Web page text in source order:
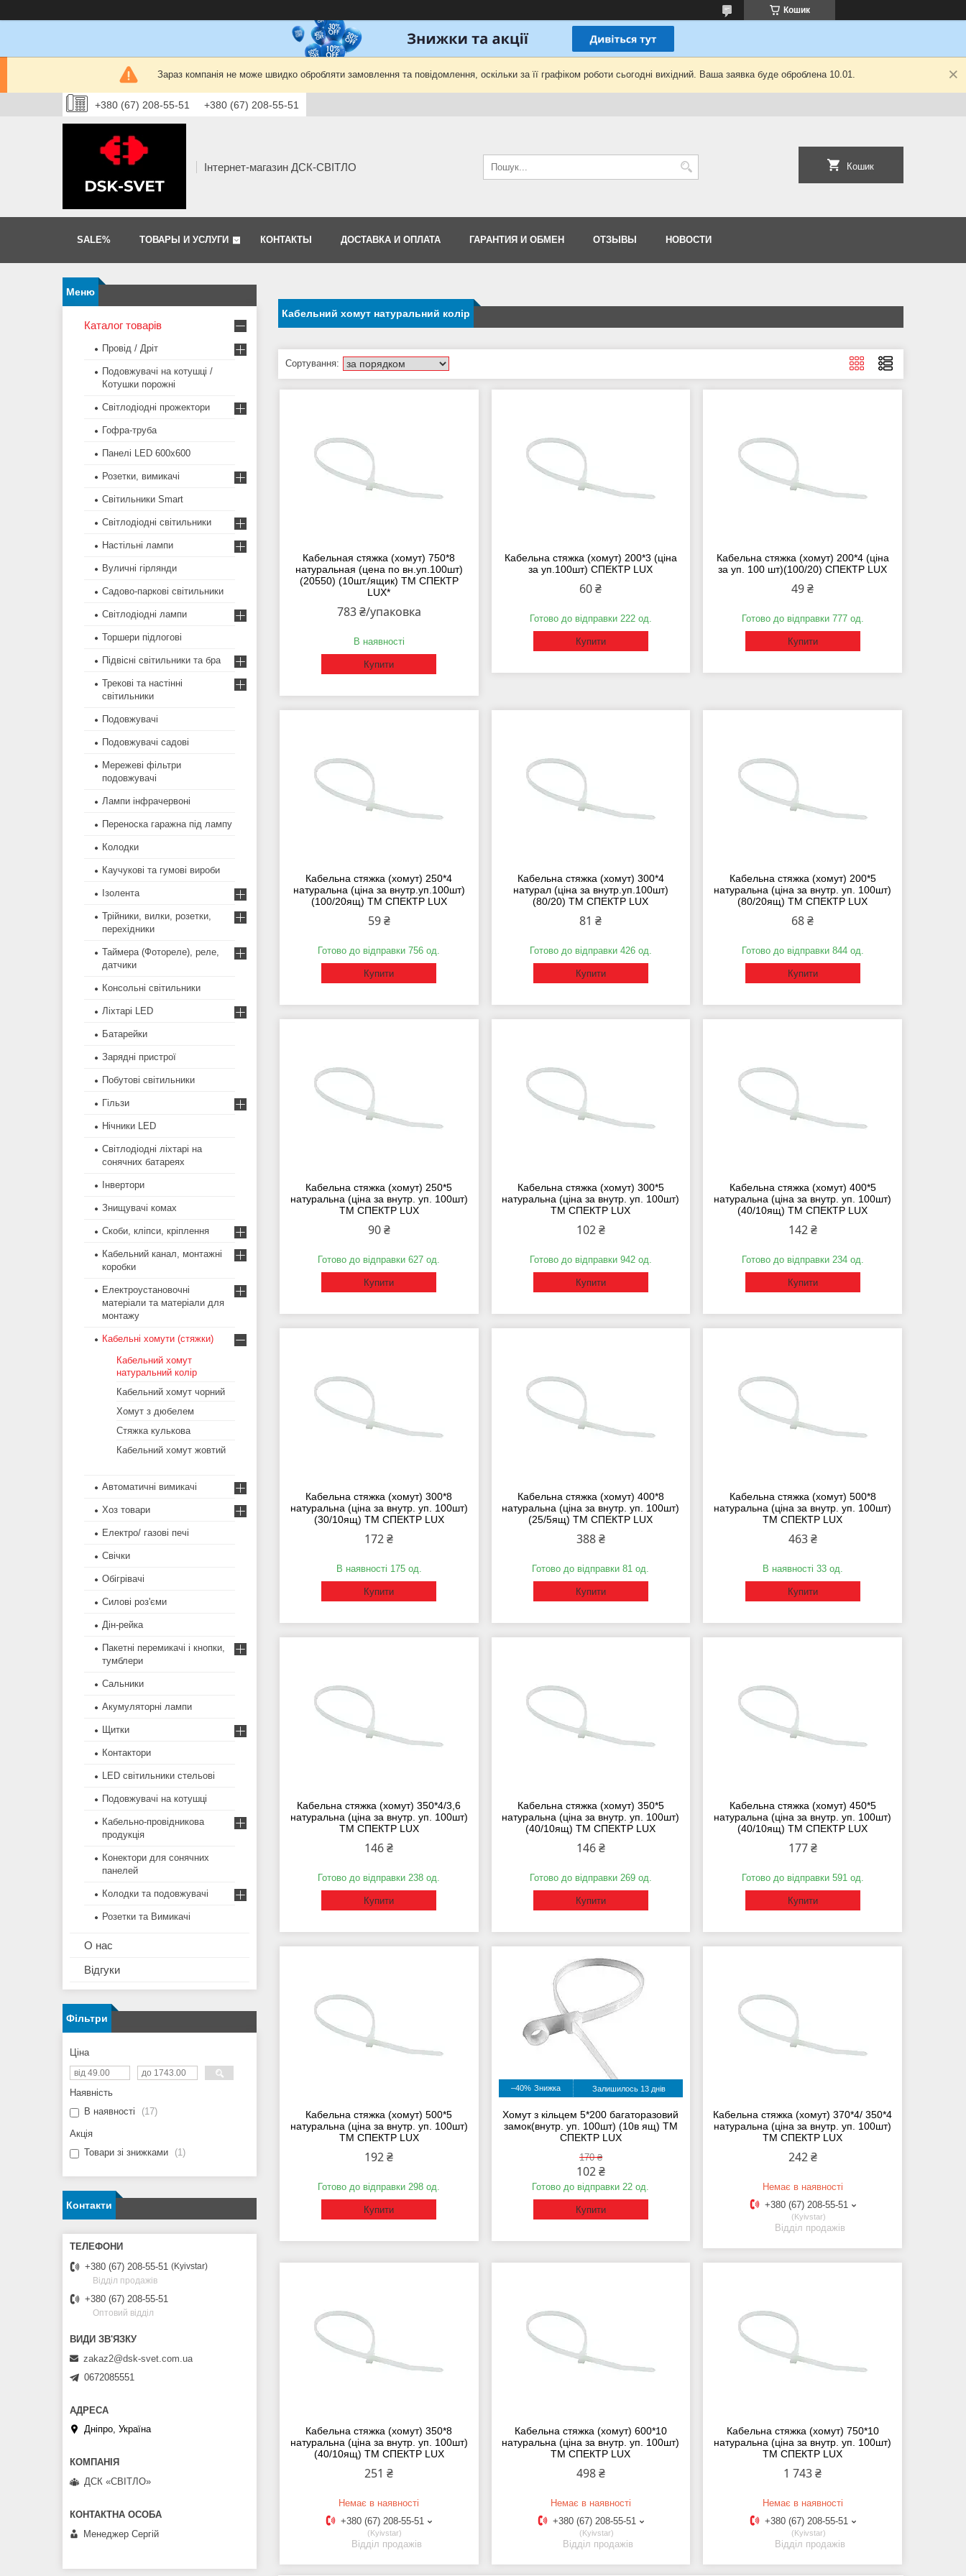
Кошик
Зараз компанія не може швидко обробляти замовлення та повідомлення, оскільки за її графіком роботи сьогодні вихідний. Ваша заявка буде оброблена 10.01.
+380 (67) 208-55-51 +380 (67) 208-55-51
Інтернет-магазин ДСК-СВІТЛО Кошик
SALE% ТОВАРЫ И УСЛУГИ КОНТАКТЫ ДОСТАВКА И ОПЛАТА ГАРАНТИЯ И ОБМЕН ОТЗЫВЫ НОВОСТИ
Кабельний хомут натуральний колір
Кабельная стяжка (хомут) 750*8
натуральная (цена по вн.уп.100шт)
(20550) (10шт./ящик) ТМ СПЕКТР
LUX*
783 ₴/упаковка
В наявності
Купити
Кабельна стяжка (хомут) 200*3 (ціна
за уп.100шт) СПЕКТР LUX
60 ₴
Готово до відправки 222 од.
Купити
Кабельна стяжка (хомут) 200*4 (ціна
за уп. 100 шт)(100/20) СПЕКТР LUX
49 ₴
Готово до відправки 777 од.
Купити
Кабельна стяжка (хомут) 250*4
натуральна (ціна за внутр.уп.100шт)
(100/20ящ) ТМ СПЕКТР LUX
59 ₴
Готово до відправки 756 од.
Купити
Кабельна стяжка (хомут) 300*4
натурал (ціна за внутр.уп.100шт)
(80/20) ТМ СПЕКТР LUX
81 ₴
Готово до відправки 426 од.
Купити
Кабельна стяжка (хомут) 200*5
натуральна (ціна за внутр. уп. 100шт)
(80/20ящ) ТМ СПЕКТР LUX
68 ₴
Готово до відправки 844 од.
Купити
Кабельна стяжка (хомут) 250*5
натуральна (ціна за внутр. уп. 100шт)
ТМ СПЕКТР LUX
90 ₴
Готово до відправки 627 од.
Купити
Кабельна стяжка (хомут) 300*5
натуральна (ціна за внутр. уп. 100шт)
ТМ СПЕКТР LUX
102 ₴
Готово до відправки 942 од.
Купити
Кабельна стяжка (хомут) 400*5
натуральна (ціна за внутр. уп. 100шт)
(40/10ящ) ТМ СПЕКТР LUX
142 ₴
Готово до відправки 234 од.
Купити
Кабельна стяжка (хомут) 300*8
натуральна (ціна за внутр. уп. 100шт)
(30/10ящ) ТМ СПЕКТР LUX
172 ₴
В наявності 175 од.
Купити
Кабельна стяжка (хомут) 400*8
натуральна (ціна за внутр. уп. 100шт)
(25/5ящ) ТМ СПЕКТР LUX
388 ₴
Готово до відправки 81 од.
Купити
Кабельна стяжка (хомут) 500*8
натуральна (ціна за внутр. уп. 100шт)
ТМ СПЕКТР LUX
463 ₴
В наявності 33 од.
Купити
Кабельна стяжка (хомут) 350*4/3,6
натуральна (ціна за внутр. уп. 100шт)
ТМ СПЕКТР LUX
146 ₴
Готово до відправки 238 од.
Купити
Кабельна стяжка (хомут) 350*5
натуральна (ціна за внутр. уп. 100шт)
(40/10ящ) ТМ СПЕКТР LUX
146 ₴
Готово до відправки 269 од.
Купити
Кабельна стяжка (хомут) 450*5
натуральна (ціна за внутр. уп. 100шт)
(40/10ящ) ТМ СПЕКТР LUX
177 ₴
Готово до відправки 591 од.
Купити
Кабельна стяжка (хомут) 500*5
натуральна (ціна за внутр. уп. 100шт)
ТМ СПЕКТР LUX
192 ₴
Готово до відправки 298 од.
Купити
–40% Залишилось 13 днів
Хомут з кільцем 5*200 багаторазовий
замок(внутр. уп. 100шт) (10в ящ) ТМ
СПЕКТР LUX
170 ₴
102 ₴
Готово до відправки 22 од.
Купити
Кабельна стяжка (хомут) 370*4/ 350*4
натуральна (ціна за внутр. уп. 100шт)
ТМ СПЕКТР LUX
242 ₴
Немає в наявності
+380 (67) 208-55-51
Kyivstar
Відділ продажів
Кабельна стяжка (хомут) 350*8
натуральна (ціна за внутр. уп. 100шт)
(40/10ящ) ТМ СПЕКТР LUX
251 ₴
Немає в наявності
+380 (67) 208-55-51
Kyivstar
Відділ продажів
Кабельна стяжка (хомут) 600*10
натуральна (ціна за внутр. уп. 100шт)
ТМ СПЕКТР LUX
498 ₴
Немає в наявності
+380 (67) 208-55-51
Kyivstar
Відділ продажів
Кабельна стяжка (хомут) 750*10
натуральна (ціна за внутр. уп. 100шт)
ТМ СПЕКТР LUX
1 743 ₴
Немає в наявності
+380 (67) 208-55-51
Kyivstar
Відділ продажів
Каталог товарів
Провід / Дріт
Подовжувачі на котушці /
Котушки порожні
Світлодіодні прожектори
Гофра-труба
Панелі LED 600х600
Розетки, вимикачі
Світильники Smart
Світлодіодні світильники
Настільні лампи
Вуличні гірлянди
Садово-паркові світильники
Світлодіодні лампи
Торшери підлогові
Підвісні світильники та бра
Трекові та настінні
світильники
Подовжувачі
Подовжувачі садові
Мережеві фільтри
подовжувачі
Лампи інфрачервоні
Переноска гаражна під лампу
Колодки
Каучукові та гумові вироби
Ізолента
Трійники, вилки, розетки,
перехідники
Таймера (Фотореле), реле,
датчики
Консольні світильники
Ліхтарі LED
Батарейки
Зарядні пристрої
Побутові світильники
Гільзи
Нічники LED
Світлодіодні ліхтарі на
сонячних батареях
Інвертори
Знищувачі комах
Скоби, кліпси, кріплення
Кабельний канал, монтажні
коробки
Електроустановочні
матеріали та матеріали для
монтажу
Кабельні хомути (стяжки)
Кабельний хомут
натуральний колір
Кабельний хомут чорний
Хомут з дюбелем
Стяжка кулькова
Кабельний хомут жовтий
Автоматичні вимикачі
Хоз товари
Електро/ газові печі
Свічки
Обігрівачі
Силові роз'єми
Дін-рейка
Пакетні перемикачі і кнопки,
тумблери
Сальники
Акумуляторні лампи
Щитки
Контактори
LED світильники стельові
Подовжувачі на котушці
Кабельно-провідникова
продукція
Конектори для сонячних
панелей
Колодки та подовжувачі
Розетки та Вимикачі
О нас
Відгуки
Фільтри
Ціна
Наявність
В наявності
17
Акція
Товари зі знижками
1
Контакти
+380 (67) 208-55-51
Kyivstar
Відділ продажів
+380 (67) 208-55-51
Оптовий відділ
zakaz2@dsk-svet.com.ua
0672085551
Дніпро, Україна
ДСК «СВІТЛО»
Менеджер Сергій